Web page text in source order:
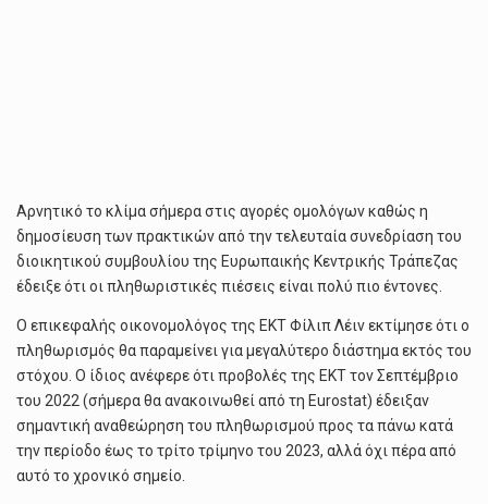
Αρνητικό το κλίμα σήμερα στις αγορές ομολόγων καθώς η
δημοσίευση των πρακτικών από την τελευταία συνεδρίαση του
διοικητικού συμβουλίου της Ευρωπαικής Κεντρικής Τράπεζας
έδειξε ότι οι πληθωριστικές πιέσεις είναι πολύ πιο έντονες.
Ο επικεφαλής οικονομολόγος της ΕΚΤ Φίλιπ Λέιν εκτίμησε ότι ο
πληθωρισμός θα παραμείνει για μεγαλύτερο διάστημα εκτός του
στόχου. Ο ίδιος ανέφερε ότι προβολές της ΕΚΤ τον Σεπτέμβριο
του 2022 (σήμερα θα ανακοινωθεί από τη Eurostat) έδειξαν
σημαντική αναθεώρηση του πληθωρισμού προς τα πάνω κατά
την περίοδο έως το τρίτο τρίμηνο του 2023, αλλά όχι πέρα από
αυτό το χρονικό σημείο.